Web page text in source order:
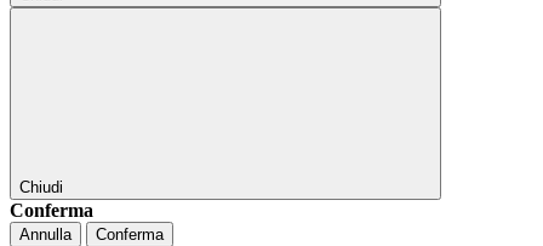
Chiudi
Conferma
Annulla Conferma